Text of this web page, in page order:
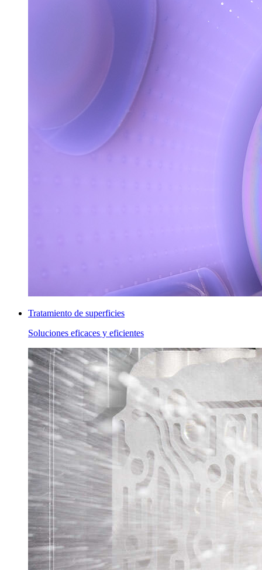
Tratamiento de superficies
Soluciones eficaces y eficientes